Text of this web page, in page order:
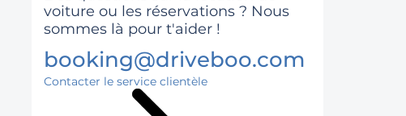
voiture ou les réservations ? Nous
sommes là pour t'aider !
booking@driveboo.com
Contacter le service clientèle